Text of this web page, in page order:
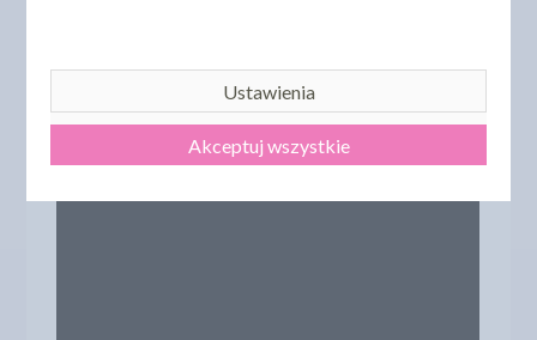
Proces tworzenia topperów
Ustawienia
Akceptuj wszystkie